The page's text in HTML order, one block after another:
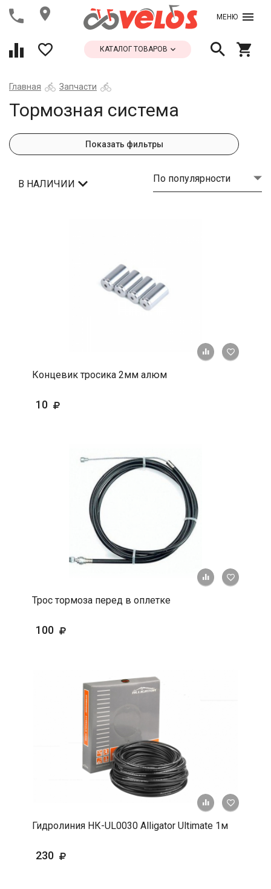
МЕНЮ
КАТАЛОГ ТОВАРОВ
Главная Запчасти
Тормозная система
Показать фильтры
В НАЛИЧИИ По популярности
+ К
Концевик тросика 2мм алюм
10
+ К
Трос тормоза перед в оплетке
100
+ К
Гидролиния НК-UL0030 Alligator Ultimate 1м
230